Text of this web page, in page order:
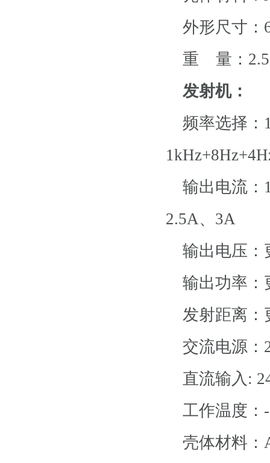
外形尺寸：
重 量：
发射机：
频率选择：
输出电流：
2.5A、3A
输出电压：
输出功率：
发射距离：
交流电源：
直流输入:
工作温度：
壳体材料：